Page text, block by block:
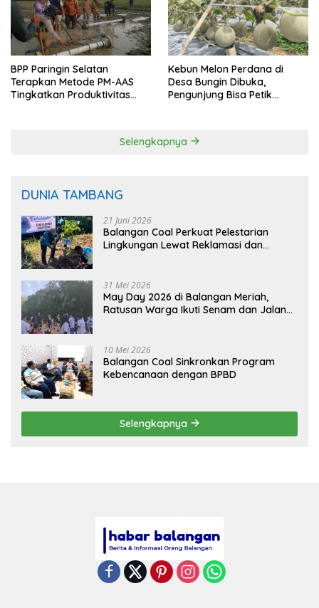
BPP Paringin Selatan
Terapkan Metode PM-AAS
Tingkatkan Produktivitas
Kebun Melon Perdana di
Desa Bungin Dibuka,
Pengunjung Bisa Petik
Selengkapnya
DUNIA TAMBANG
21 Juni 2026
Balangan Coal Perkuat Pelestarian
Lingkungan Lewat Reklamasi dan
31 Mei 2026
May Day 2026 di Balangan Meriah,
Ratusan Warga Ikuti Senam dan Jalan
10 Mei 2026
Balangan Coal Sinkronkan Program
Kebencanaan dengan BPBD
Selengkapnya